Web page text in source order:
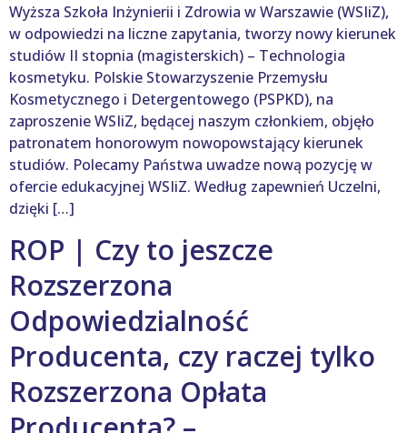
Wyższa Szkoła Inżynierii i Zdrowia w Warszawie (WSIiZ),
w odpowiedzi na liczne zapytania, tworzy nowy kierunek
studiów II stopnia (magisterskich) – Technologia
kosmetyku. Polskie Stowarzyszenie Przemysłu
Kosmetycznego i Detergentowego (PSPKD), na
zaproszenie WSIiZ, będącej naszym członkiem, objęło
patronatem honorowym nowopowstający kierunek
studiów. Polecamy Państwa uwadze nową pozycję w
ofercie edukacyjnej WSIiZ. Według zapewnień Uczelni,
dzięki […]
ROP | Czy to jeszcze
Rozszerzona
Odpowiedzialność
Producenta, czy raczej tylko
Rozszerzona Opłata